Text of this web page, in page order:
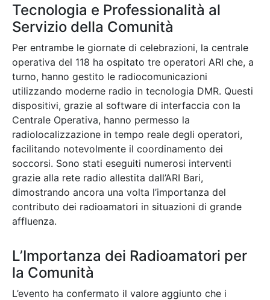
Tecnologia e Professionalità al
Servizio della Comunità
Per entrambe le giornate di celebrazioni, la centrale
operativa del 118 ha ospitato tre operatori ARI che, a
turno, hanno gestito le radiocomunicazioni
utilizzando moderne radio in tecnologia DMR. Questi
dispositivi, grazie al software di interfaccia con la
Centrale Operativa, hanno permesso la
radiolocalizzazione in tempo reale degli operatori,
facilitando notevolmente il coordinamento dei
soccorsi. Sono stati eseguiti numerosi interventi
grazie alla rete radio allestita dall’ARI Bari,
dimostrando ancora una volta l’importanza del
contributo dei radioamatori in situazioni di grande
affluenza.
L’Importanza dei Radioamatori per
la Comunità
L’evento ha confermato il valore aggiunto che i